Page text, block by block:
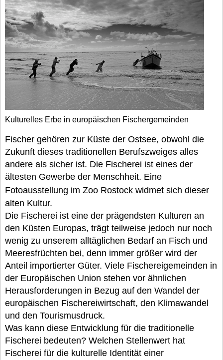
Kulturelles Erbe in europäischen Fischergemeinden
Fischer gehören zur Küste der Ostsee, obwohl die
Zukunft dieses traditionellen Berufszweiges alles
andere als sicher ist. Die Fischerei ist eines der
ältesten Gewerbe der Menschheit. Eine
Fotoausstellung im Zoo Rostock widmet sich dieser
alten Kultur.
Die Fischerei ist eine der prägendsten Kulturen an
den Küsten Europas, trägt teilweise jedoch nur noch
wenig zu unserem alltäglichen Bedarf an Fisch und
Meeresfrüchten bei, denn immer größer wird der
Anteil importierter Güter. Viele Fischereigemeinden in
der Europäischen Union stehen vor ähnlichen
Herausforderungen in Bezug auf den Wandel der
europäischen Fischereiwirtschaft, den Klimawandel
und den Tourismusdruck.
Was kann diese Entwicklung für die traditionelle
Fischerei bedeuten? Welchen Stellenwert hat
Fischerei für die kulturelle Identität einer